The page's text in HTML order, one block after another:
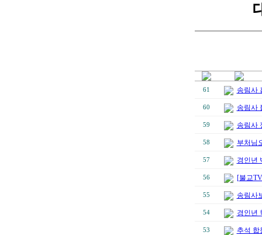
61 송림사
60 송림사
59 송림사
58 부처님
57 경인년
56 [불교
55 송림사
54 경인년
53 추석 합